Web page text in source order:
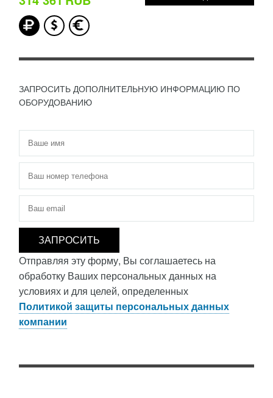
ЗАПРОСИТЬ ДОПОЛНИТЕЛЬНУЮ ИНФОРМАЦИЮ ПО
ОБОРУДОВАНИЮ
Имя
Телефон
Электронная почта
Отправляя эту форму, Вы соглашаетесь на
обработку Ваших персональных данных на
условиях и для целей, определенных
Политикой защиты персональных данных
компании